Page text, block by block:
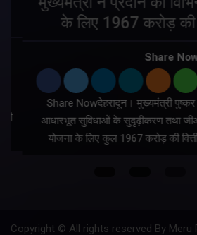
के लिए 1967 करोड़ की
Share Now
Share Nowदेहरादून। मुख्यमंत्री पुष्कर
आधारभूत सुविधाओं के सुदृढ़ीकरण तथा
योजना के लिए कुल 1967 करोड़ की वित्तीय